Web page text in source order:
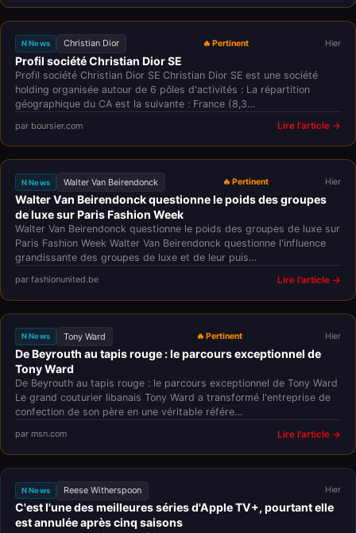
N News Christian Dior 🔥 Pertinent Hier
Profil société Christian Dior SE
Profil société Christian Dior SE Christian Dior SE est une société
holding organisée autour de 6 pôles d'activités : La répartition
géographique du CA est la suivante : France (8,3…
par boursier.com Lire l'article →
N News Walter Van Beirendonck 🔥 Pertinent Hier
Walter Van Beirendonck questionne le poids des groupes
de luxe sur Paris Fashion Week
Walter Van Beirendonck questionne le poids des groupes de luxe sur
Paris Fashion Week Walter Van Beirendonck questionne l'influence
grandissante des groupes de luxe et de leur puis…
par fashionunited.be Lire l'article →
N News Tony Ward 🔥 Pertinent Hier
De Beyrouth au tapis rouge : le parcours exceptionnel de
Tony Ward
De Beyrouth au tapis rouge : le parcours exceptionnel de Tony Ward
Le grand couturier libanais Tony Ward a transformé l'entreprise de
confection de son père en une véritable référe…
par msn.com Lire l'article →
N News Reese Witherspoon Hier
C'est l'une des meilleures séries d'Apple TV+, pourtant elle
est annulée après cinq saisons